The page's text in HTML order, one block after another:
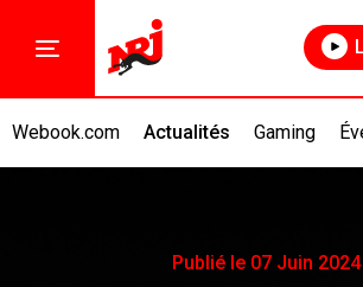
Webook.com Actualités Gaming
Publié le 07 Juin 2024